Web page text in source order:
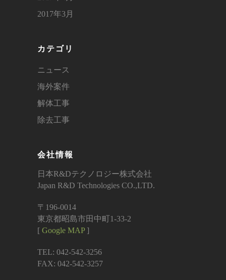
2017年3月
カテゴリ
ニュース
海外案件
解体工事
除去工事
会社情報
日本R&Dテクノロジー株式会社
Japan R&D Technologies CO.,LTD.
〒196-0014
東京都昭島市田中町1-33-2
[ Google MAP]
TEL: 042-542-3256
FAX: 042-542-3257